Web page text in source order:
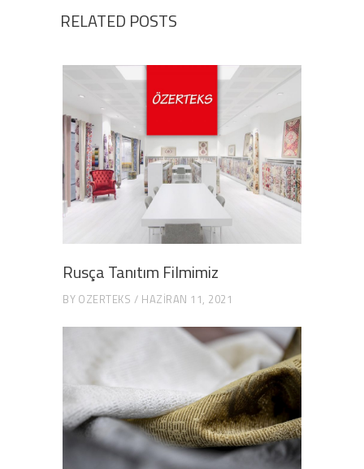
RELATED POSTS
Rusça Tanıtım Filmimiz
BY OZERTEKS HAZIRAN 11, 2021